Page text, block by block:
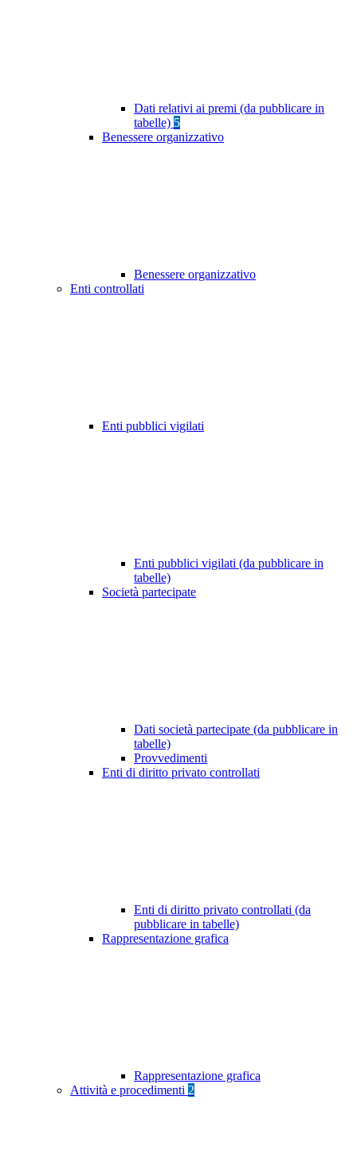
Dati relativi ai premi (da pubblicare in
tabelle) 5
Benessere organizzativo
Benessere organizzativo
Enti controllati
Enti pubblici vigilati
Enti pubblici vigilati (da pubblicare in
tabelle)
Società partecipate
Dati società partecipate (da pubblicare in
tabelle)
Provvedimenti
Enti di diritto privato controllati
Enti di diritto privato controllati (da
pubblicare in tabelle)
Rappresentazione grafica
Rappresentazione grafica
Attività e procedimenti 2